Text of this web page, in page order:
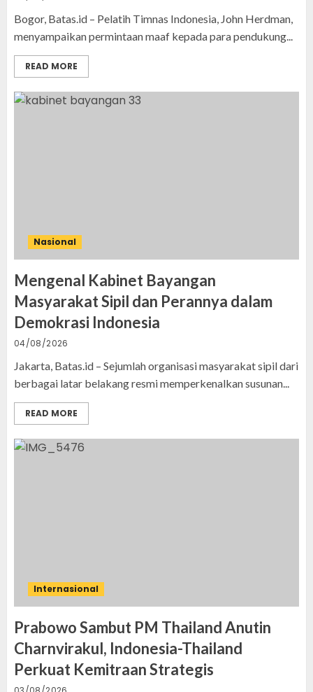
Bogor, Batas.id – Pelatih Timnas Indonesia, John Herdman,
menyampaikan permintaan maaf kepada para pendukung...
READ MORE
Nasional
Mengenal Kabinet Bayangan
Masyarakat Sipil dan Perannya dalam
Demokrasi Indonesia
04/08/2026
Jakarta, Batas.id – Sejumlah organisasi masyarakat sipil dari
berbagai latar belakang resmi memperkenalkan susunan...
READ MORE
Internasional
Prabowo Sambut PM Thailand Anutin
Charnvirakul, Indonesia-Thailand
Perkuat Kemitraan Strategis